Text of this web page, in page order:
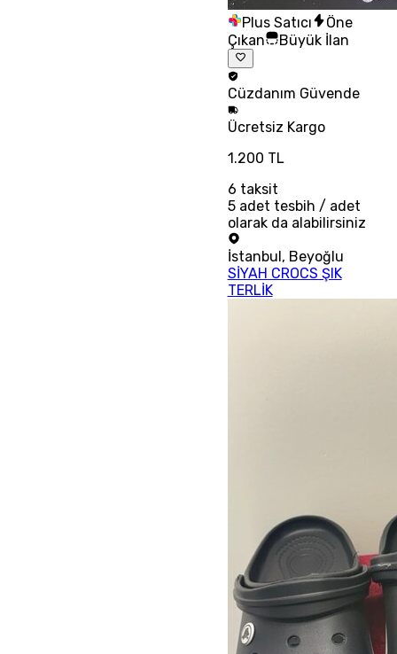
Plus Satıcı
Öne
Çıkan
Büyük İlan
Cüzdanım Güvende
Ücretsiz Kargo
1.200 TL
6 taksit
5 adet tesbih / adet
olarak da alabilirsiniz
İstanbul, Beyoğlu
SİYAH CROCS ŞIK
TERLİK